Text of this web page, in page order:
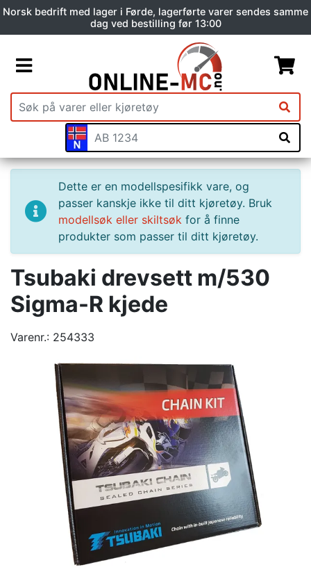
Norsk bedrift med lager i Førde, lagerførte varer sendes samme
dag ved bestilling før 13:00
Dette er en modellspesifikk vare, og
passer kanskje ikke til ditt kjøretøy. Bruk
modellsøk eller skiltsøk for å finne
produkter som passer til ditt kjøretøy.
Tsubaki drevsett m/530
Sigma-R kjede
Varenr.: 254333